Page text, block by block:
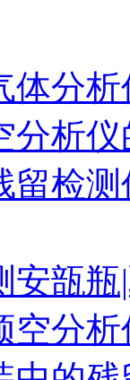
体分
分析
留检
安瓿
空分